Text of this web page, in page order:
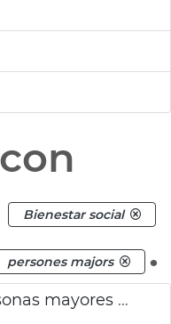
Bienestar social
persones majors .
Visita obras centro personas mayores Sant Antoni València